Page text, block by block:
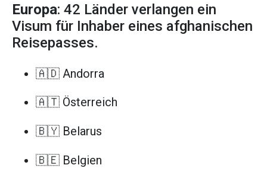
Europa: 42 Länder verlangen ein
Visum für Inhaber eines afghanischen
Reisepasses.
🇦🇩 Andorra
🇦🇹 Österreich
🇧🇾 Belarus
🇧🇪 Belgien